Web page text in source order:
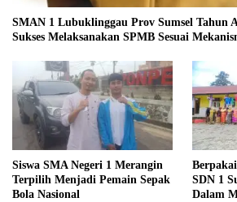
SMAN 1 Lubuklinggau Prov Sumsel Tahun
Sukses Melaksanakan SPMB Sesuai
Siswa SMA Negeri 1 Merangin
Terpilih Menjadi Pemain Sepak
Bola Nasional
SDN 1
Dalam